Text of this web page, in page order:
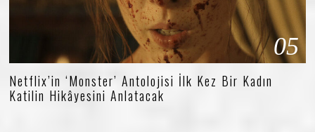
05
Netflix’in ‘Monster’ Antolojisi İlk Kez Bir Kadın
Katilin Hikâyesini Anlatacak